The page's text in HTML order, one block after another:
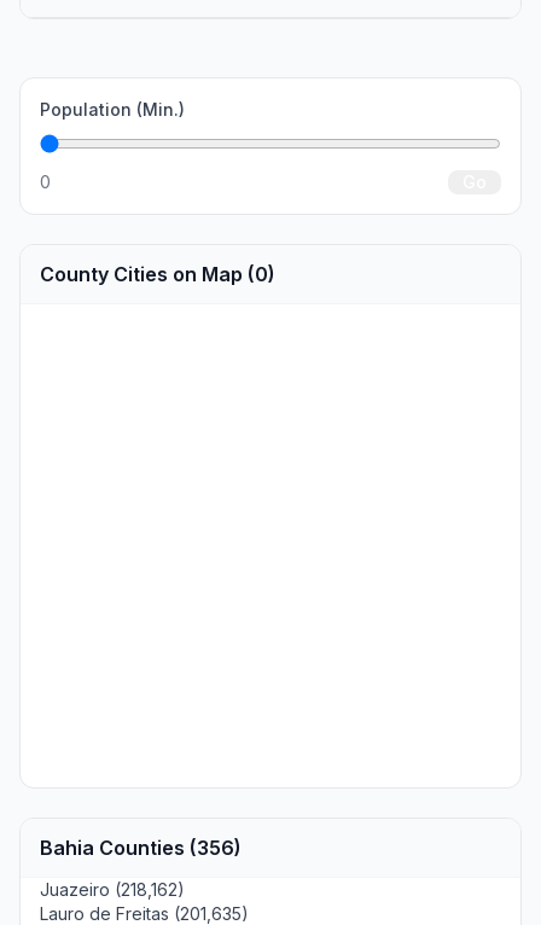
Population (Min.)
0
County Cities on Map (0)
Bahia Counties (356)
Juazeiro (218,162)
Lauro de Freitas (201,635)